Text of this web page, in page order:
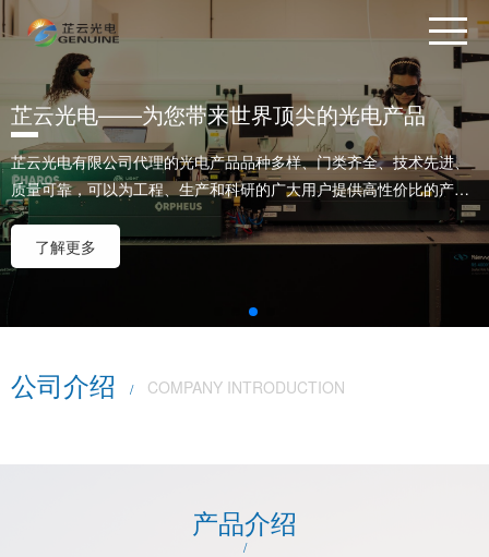
芷云光电——为您带来世界顶尖的光电产品
芷云光电有限公司代理的光电产品品种多样、门类齐全、技术先进、
质量可靠，可以为工程、生产和科研的广大用户提供高性价比的产品
组合。
了解更多
公司介绍 / COMPANY INTRODUCTION
产品介绍
/